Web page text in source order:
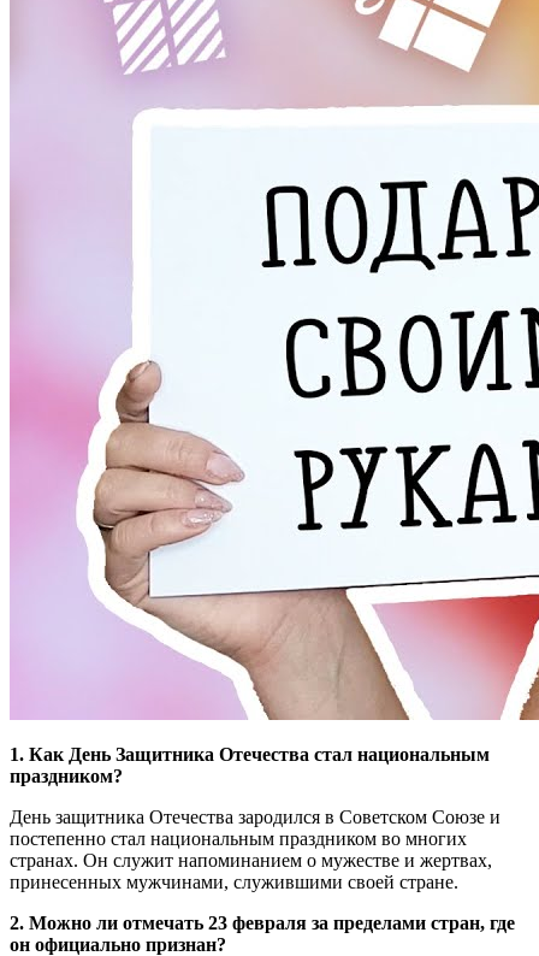
1. Как День Защитника Отечества стал национальным
праздником?
День защитника Отечества зародился в Советском Союзе и
постепенно стал национальным праздником во многих
странах. Он служит напоминанием о мужестве и жертвах,
принесенных мужчинами, служившими своей стране.
2. Можно ли отмечать 23 февраля за пределами стран, где
он официально признан?